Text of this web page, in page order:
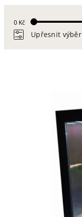
Upřesnit výběr
0 Kč